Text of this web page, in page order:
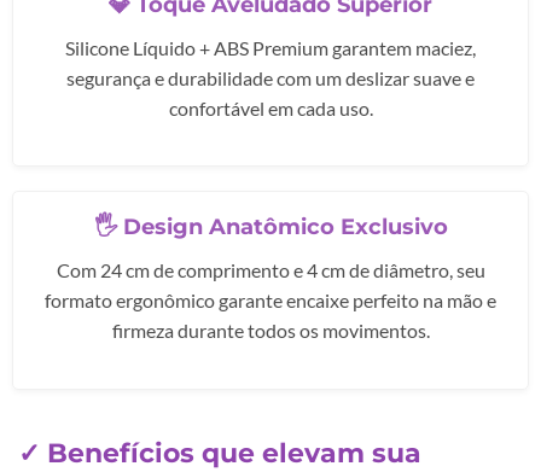
Silicone Líquido + ABS Premium garantem maciez,
segurança e durabilidade com um deslizar suave e
confortável em cada uso.
🖐️ Design Anatômico Exclusivo
Com 24 cm de comprimento e 4 cm de diâmetro, seu
formato ergonômico garante encaixe perfeito na mão e
firmeza durante todos os movimentos.
✓ Benefícios que elevam sua